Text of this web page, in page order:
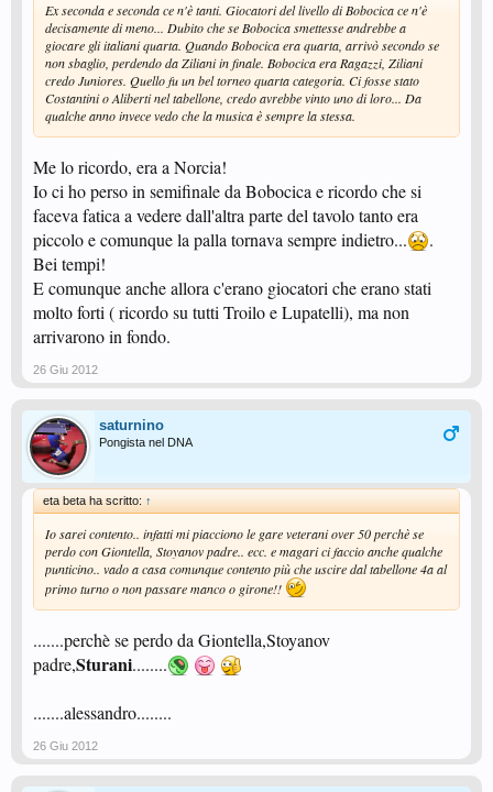
Ex seconda e seconda ce n'è tanti. Giocatori del livello di Bobocica ce n'è
decisamente di meno... Dubito che se Bobocica smettesse andrebbe a
giocare gli italiani quarta. Quando Bobocica era quarta, arrivò secondo se
non sbaglio, perdendo da Ziliani in finale. Bobocica era Ragazzi, Ziliani
credo Juniores. Quello fu un bel torneo quarta categoria. Ci fosse stato
Costantini o Aliberti nel tabellone, credo avrebbe vinto uno di loro... Da
qualche anno invece vedo che la musica è sempre la stessa.
Me lo ricordo, era a Norcia!
Io ci ho perso in semifinale da Bobocica e ricordo che si
faceva fatica a vedere dall'altra parte del tavolo tanto era
piccolo e comunque la palla tornava sempre indietro...
.
Bei tempi!
E comunque anche allora c'erano giocatori che erano stati
molto forti ( ricordo su tutti Troilo e Lupatelli), ma non
arrivarono in fondo.
26 Giu 2012
saturnino
Pongista nel DNA
eta beta ha scritto: ↑
Io sarei contento.. infatti mi piacciono le gare veterani over 50 perchè se
perdo con Giontella, Stoyanov padre.. ecc. e magari ci faccio anche qualche
punticino.. vado a casa comunque contento più che uscire dal tabellone 4a al
primo turno o non passare manco o girone!!
.......perchè se perdo da Giontella,Stoyanov
padre,Sturani........
.......alessandro........
26 Giu 2012